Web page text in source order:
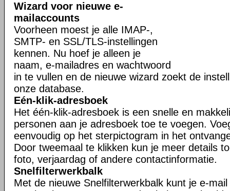
Wizard voor nieuwe e-
mailaccounts
Voorheen moest je alle IMAP-,
SMTP- en SSL/TLS-instellingen
kennen. Nu hoef je alleen je
naam, e-mailadres en wachtwoord
in te vullen en de nieuwe wizard zoekt de
onze database.
Eén-klik-adresboek
Het één-klik-adresboek is een snelle en
personen aan je adresboek toe te voegen.
eenvoudig op het sterpictogram in het
Door tweemaal te klikken kun je meer details
foto, verjaardag of andere contactinformatie.
Snelfilterwerkbalk
Met de nieuwe Snelfilterwerkbalk kunt je e-